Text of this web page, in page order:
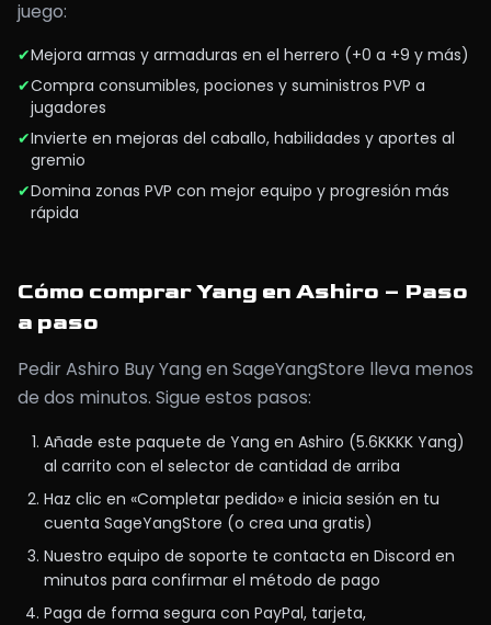
juego:
✔Mejora armas y armaduras en el herrero (+0 a +9 y más)
✔Compra consumibles, pociones y suministros PVP a
jugadores
✔Invierte en mejoras del caballo, habilidades y aportes al
gremio
✔Domina zonas PVP con mejor equipo y progresión más
rápida
Cómo comprar Yang en Ashiro – Paso
a paso
Pedir Ashiro Buy Yang en SageYangStore lleva menos
de dos minutos. Sigue estos pasos:
Añade este paquete de Yang en Ashiro (5.6KKKK Yang)
al carrito con el selector de cantidad de arriba
Haz clic en «Completar pedido» e inicia sesión en tu
cuenta SageYangStore (o crea una gratis)
Nuestro equipo de soporte te contacta en Discord en
minutos para confirmar el método de pago
Paga de forma segura con PayPal, tarjeta,